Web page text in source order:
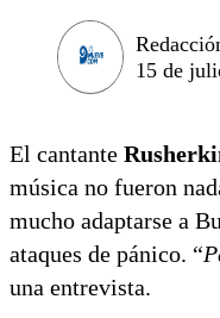
15 de
El cantante
música no fueron
mucho adaptarse a
ataques de pánico. “
una entrevista.